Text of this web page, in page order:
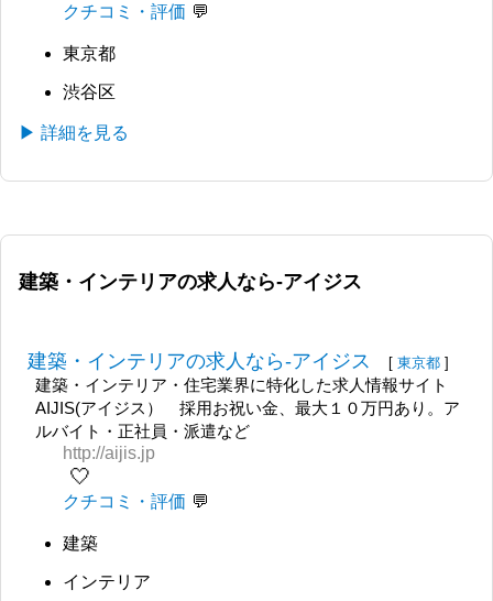
クチコミ・評価
東京都
渋谷区
▶ 詳細を見る
建築・インテリアの求人なら-アイジス
建築・インテリアの求人なら-アイジス [ 東京都 ]
建築・インテリア・住宅業界に特化した求人情報サイト
AIJIS(アイジス） 採用お祝い金、最大１０万円あり。ア
ルバイト・正社員・派遣など
http://aijis.jp
🤍
クチコミ・評価
建築
インテリア